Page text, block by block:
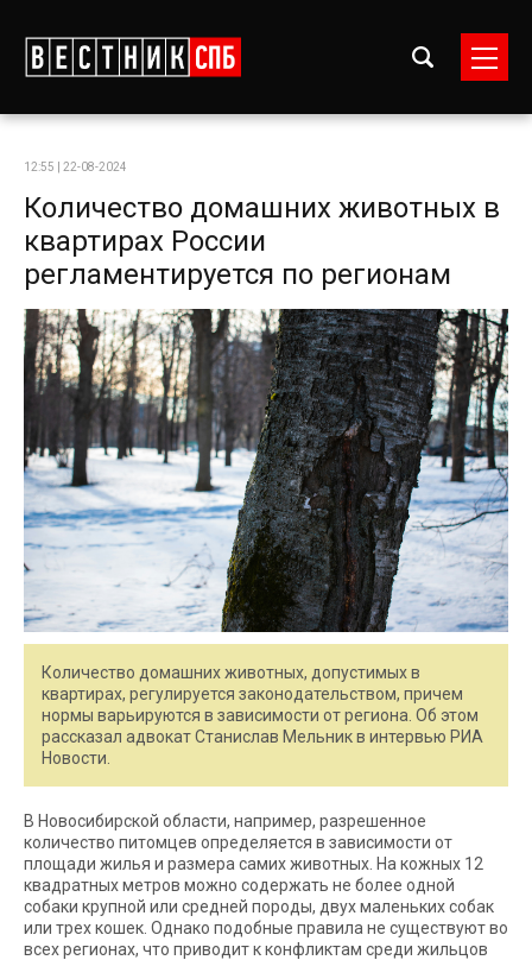
12:55 | 22-08-2024
Количество домашних животных в
квартирах России
регламентируется по регионам
Количество домашних животных, допустимых в
квартирах, регулируется законодательством, причем
нормы варьируются в зависимости от региона. Об этом
рассказал адвокат Станислав Мельник в интервью РИА
Новости.
В Новосибирской области, например, разрешенное
количество питомцев определяется в зависимости от
площади жилья и размера самих животных. На кожных 12
квадратных метров можно содержать не более одной
собаки крупной или средней породы, двух маленьких собак
или трех кошек. Однако подобные правила не существуют во
всех регионах, что приводит к конфликтам среди жильцов